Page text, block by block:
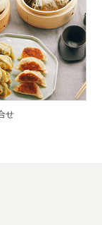
せ